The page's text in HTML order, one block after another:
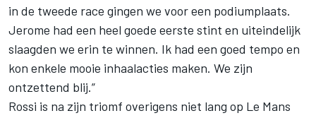
in de tweede race gingen we voor een podiumplaats.
Jerome had een heel goede eerste stint en uiteindelijk
slaagden we erin te winnen. Ik had een goed tempo en
kon enkele mooie inhaalacties maken. We zijn
ontzettend blij.”
Rossi is na zijn triomf overigens niet lang op Le Mans